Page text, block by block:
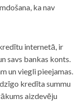
ka nav
internetā, ir
savs bankas konts.
un viegli pieejamas.
kredīta summu
aizdevēju